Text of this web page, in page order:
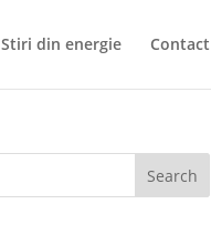
Stiri din energie Contact
Search